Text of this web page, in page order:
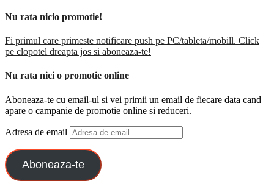
Nu rata nicio promotie!
Fi primul care primeste notificare push pe PC/tableta/mobill. Click
pe clopotel dreapta jos si aboneaza-te!
Nu rata nici o promotie online
Aboneaza-te cu email-ul si vei primii un email de fiecare data cand
apare o campanie de promotie online si reduceri.
Adresa de email
Aboneaza-te